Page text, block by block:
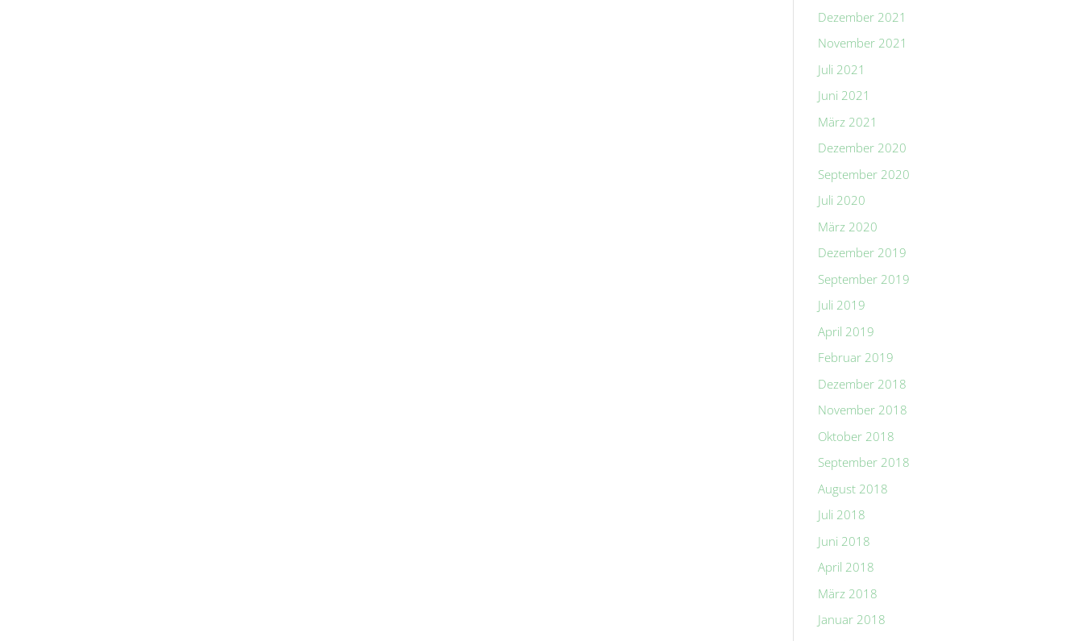
Dezember 2021
November 2021
Juli 2021
Juni 2021
März 2021
Dezember 2020
September 2020
Juli 2020
März 2020
Dezember 2019
September 2019
Juli 2019
April 2019
Februar 2019
Dezember 2018
November 2018
Oktober 2018
September 2018
August 2018
Juli 2018
Juni 2018
April 2018
März 2018
Januar 2018